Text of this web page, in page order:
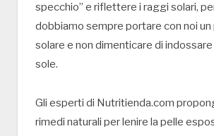
specchio” e riflettere i raggi solari,
dobbiamo sempre portare con noi
solare e non dimenticare di
sole.
Gli esperti di Nutritienda.com
rimedi naturali per lenire la pelle